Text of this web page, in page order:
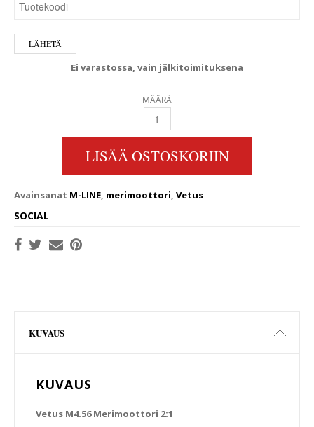
Ei varastossa, vain jälkitoimituksena
MÄÄRÄ
VETUS M4.56 MERIMOOTTORI 2:1 TMC60
LISÄÄ OSTOSKORIIN
Avainsanat M-LINE, merimoottori, Vetus
SOCIAL
KUVAUS
KUVAUS
Vetus M4.56 Merimoottori 2:1